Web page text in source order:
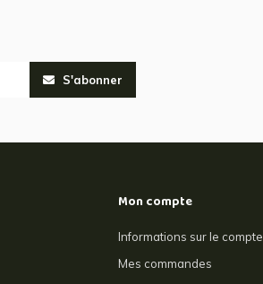
S'abonner
Mon compte
Informations sur le compte
Mes commandes